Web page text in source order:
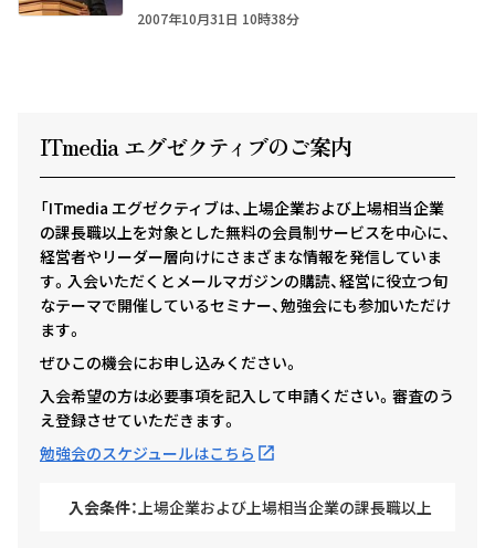
2007年10月31日 10時38分
ITmedia エグゼクティ ブのご案内
「ITmedia エグゼクティブは、上場企業および上場相当企業
の課長職以上を対象とした無料の会員制サービスを中心に、
経営者やリーダー層向けにさまざまな情報を発信していま
す。入会いただくとメールマガジンの購読、経営に役立つ旬
なテーマで開催しているセミナー、勉強会にも参加いただけ
ます。
ぜひこの機会にお申し込みください。
入会希望の方は必要事項を記入して申請ください。審査のう
え登録させていただきます。
勉強会のスケジュールはこちら
入会条件： 上場企業および上場相当企業の課長職以上